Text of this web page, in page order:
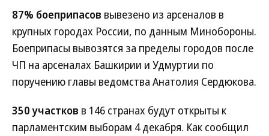
87% боеприпасов вывезено из арсеналов в
крупных городах России, по данным Минобороны.
Боеприпасы вывозятся за пределы городов после
ЧП на арсеналах Башкирии и Удмуртии по
поручению главы ведомства Анатолия Сердюкова.
350 участков в 146 странах будут открыты к
парламентским выборам 4 декабря. Как сообщил